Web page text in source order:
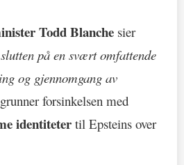
Todd Blanche sier
på en svært omfattende
og gjennomgang av
forsinkelsen med
identiteter til Epsteins over